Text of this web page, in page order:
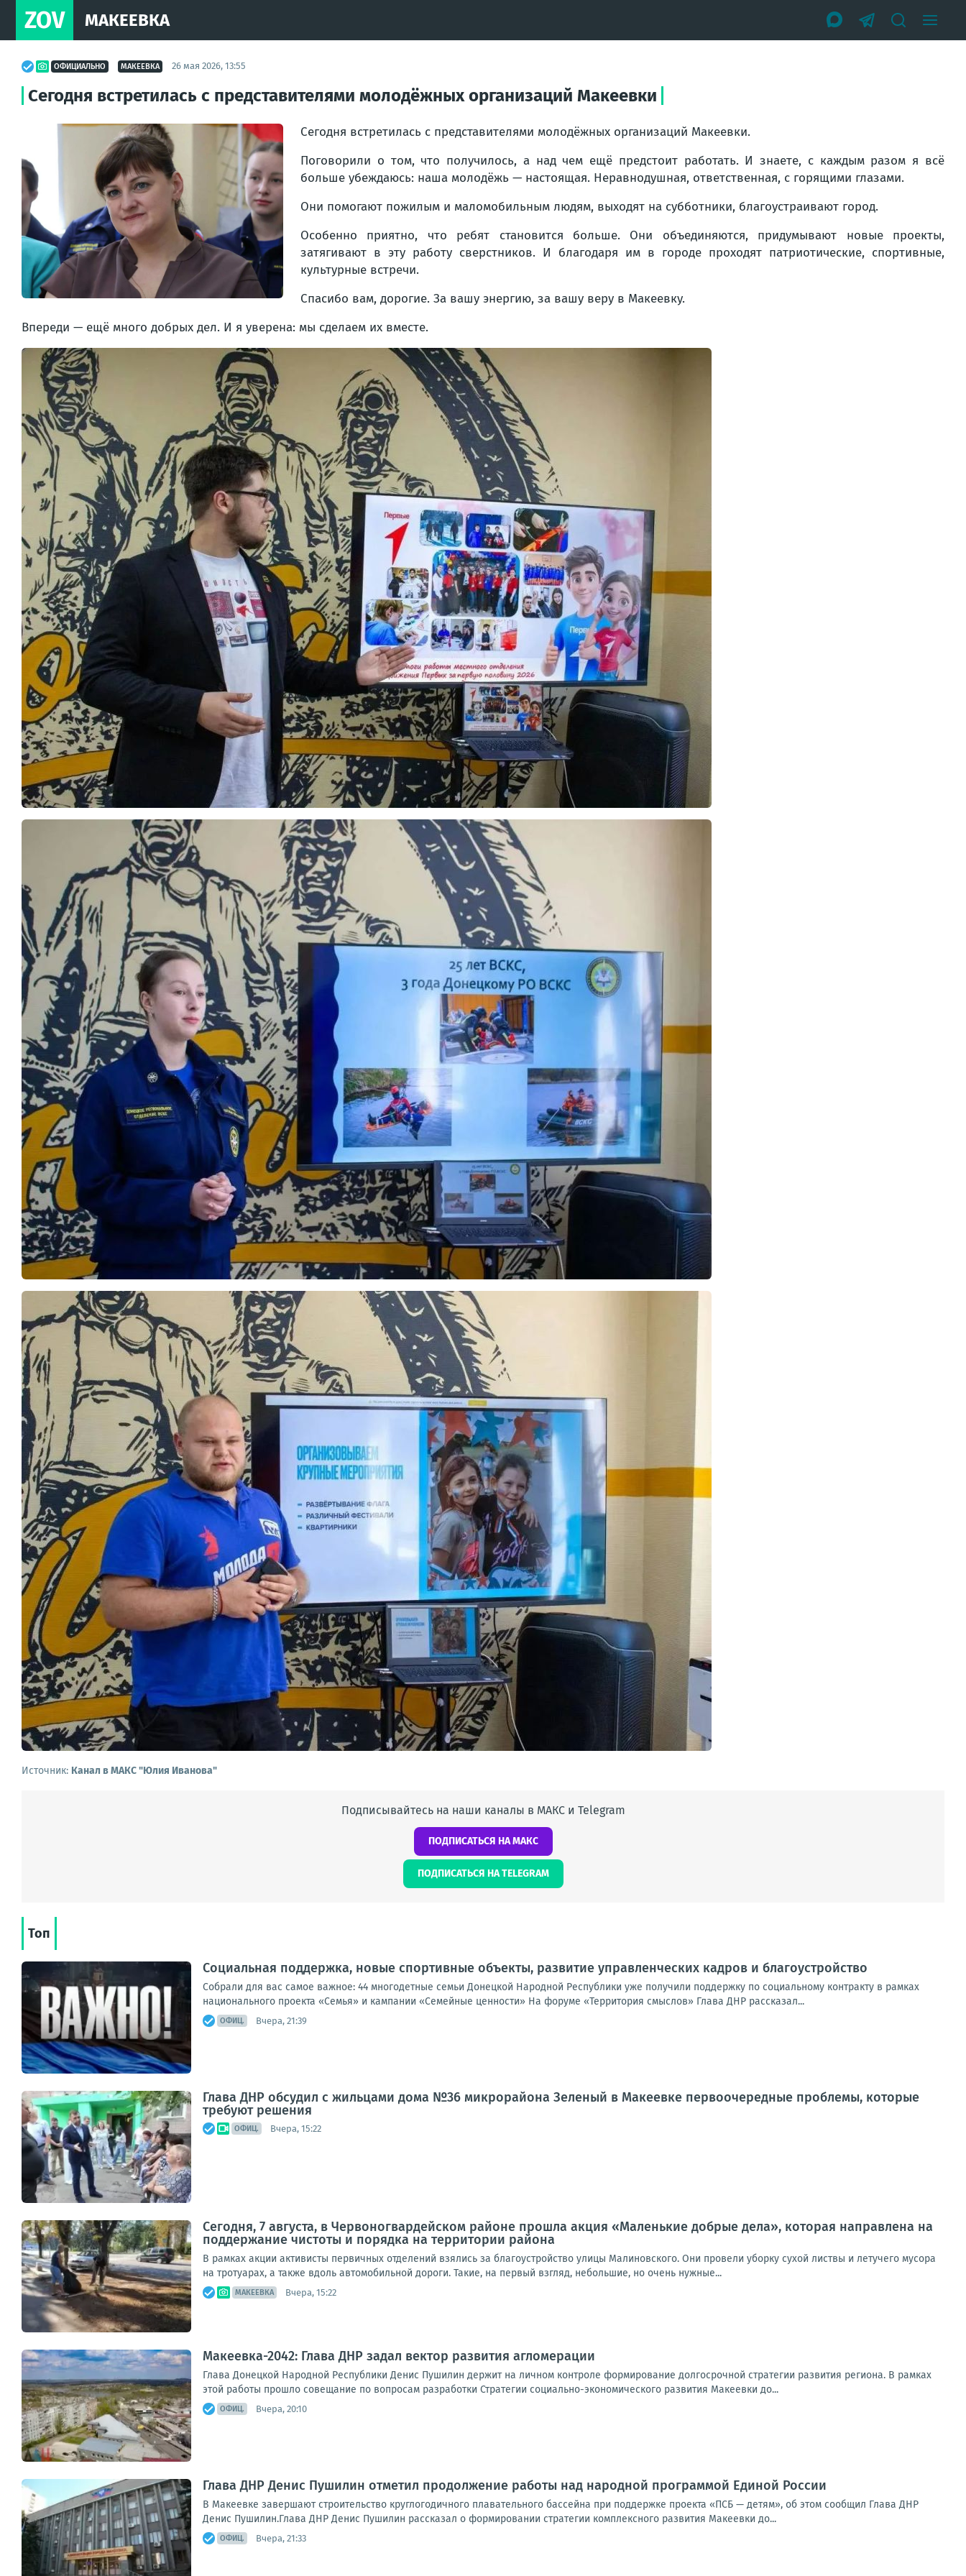
ZOV МАКЕЕВКА
ОФИЦИАЛЬНО МАКЕЕВКА 26 мая 2026, 13:55
Сегодня встретилась с представителями молодёжных организаций Макеевки
Сегодня встретилась с представителями молодёжных организаций Макеевки.
Поговорили о том, что получилось, а над чем ещё предстоит работать. И знаете, с каждым разом я всё
больше убеждаюсь: наша молодёжь — настоящая. Неравнодушная, ответственная, с горящими глазами.
Они помогают пожилым и маломобильным людям, выходят на субботники, благоустраивают город.
Особенно приятно, что ребят становится больше. Они объединяются, придумывают новые проекты,
затягивают в эту работу сверстников. И благодаря им в городе проходят патриотические, спортивные,
культурные встречи.
Спасибо вам, дорогие. За вашу энергию, за вашу веру в Макеевку.
Впереди — ещё много добрых дел. И я уверена: мы сделаем их вместе.
Источник: Канал в МАКС "Юлия Иванова"
Подписывайтесь на наши каналы в МАКС и Telegram
ПОДПИСАТЬСЯ НА МАКС
ПОДПИСАТЬСЯ НА TELEGRAM
Топ
Социальная поддержка, новые спортивные объекты, развитие управленческих кадров и благоустройство
Собрали для вас самое важное: 44 многодетные семьи Донецкой Народной Республики уже получили поддержку по социальному контракту в рамках
национального проекта «Семья» и кампании «Семейные ценности» На форуме «Территория смыслов» Глава ДНР рассказал...
ОФИЦ. Вчера, 21:39
Глава ДНР обсудил с жильцами дома №36 микрорайона Зеленый в Макеевке первоочередные проблемы, которые
требуют решения
ОФИЦ. Вчера, 15:22
Сегодня, 7 августа, в Червоногвардейском районе прошла акция «Маленькие добрые дела», которая направлена на
поддержание чистоты и порядка на территории района
В рамках акции активисты первичных отделений взялись за благоустройство улицы Малиновского. Они провели уборку сухой листвы и летучего мусора
на тротуарах, а также вдоль автомобильной дороги. Такие, на первый взгляд, небольшие, но очень нужные...
МАКЕЕВКА Вчера, 15:22
Макеевка-2042: Глава ДНР задал вектор развития агломерации
Глава Донецкой Народной Республики Денис Пушилин держит на личном контроле формирование долгосрочной стратегии развития региона. В рамках
этой работы прошло совещание по вопросам разработки Стратегии социально-экономического развития Макеевки до...
ОФИЦ. Вчера, 20:10
Глава ДНР Денис Пушилин отметил продолжение работы над народной программой Единой России
В Макеевке завершают строительство круглогодичного плавательного бассейна при поддержке проекта «ПСБ — детям», об этом сообщил Глава ДНР
Денис Пушилин.Глава ДНР Денис Пушилин рассказал о формировании стратегии комплексного развития Макеевки до...
ОФИЦ. Вчера, 21:33